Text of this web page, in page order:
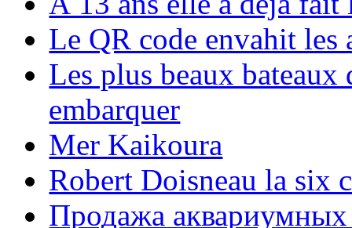
Le QR code envahit les
Les plus beaux bateaux
embarquer
Mer Kaikoura
Robert Doisneau la six
Продажа аквариумных